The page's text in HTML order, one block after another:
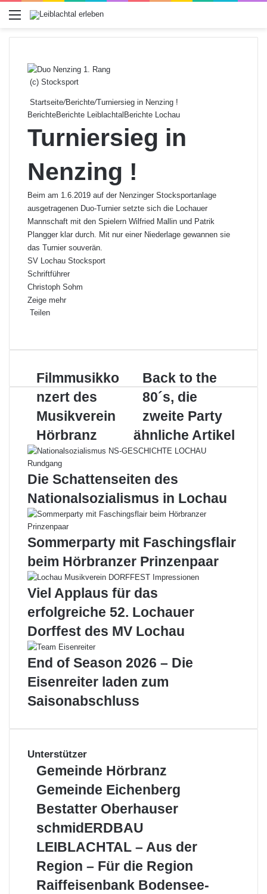
Menü
(c) Stocksport
Startseite/Berichte/Turniersieg in Nenzing !
BerichteBerichte Leiblachtal Berichte Lochau
Turniersieg in
Nenzing !
Beim am 1.6.2019 auf der Nenzinger Stocksportanlage
ausgetragenen Duo-Turnier setzte sich die Lochauer
Mannschaft mit den Spielern Wilfried Mallin und Patrik
Plangger klar durch. Mit nur einer Niederlage gewannen sie
das Turnier souverän.
SV Lochau Stocksport
Schriftführer
Christoph Sohm
Zeige mehr
Teilen
E-
Filmmusikkonzert
des
Musikverein
Hörbranz
Filmmusikko
nzert des
Musikverein
Hörbranz
Back
to
the
80
die
zweite
Back to the
80´s, die
zweite Party
ähnliche Artikel
Die Schattenseiten des
Nationalsozialismus in Lochau
Sommerparty mit Faschingsflair
beim Hörbranzer Prinzenpaar
Viel Applaus für das
erfolgreiche 52. Lochauer
Dorffest des MV Lochau
End of Season 2026 – Die
Eisenreiter laden zum
Saisonabschluss
Unterstützer
Gemeinde
Gemeinde Hörbranz
Gemeinde
Gemeinde Eichenberg
Bestatter
Bestatter Oberhauser
schmidERDBAU
–
Aus
Region
schmidERDBAU
LEIBLACHTAL – Aus der
Region – Für die Region
Raiffeisenbank
Raiffeisenbank Bodensee-